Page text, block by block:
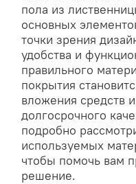
пола из
основных
точки зрения
удобства и
правильного
покрытия
вложения средств
долгосрочного
подробно
используемых
чтобы помочь вам
решение.